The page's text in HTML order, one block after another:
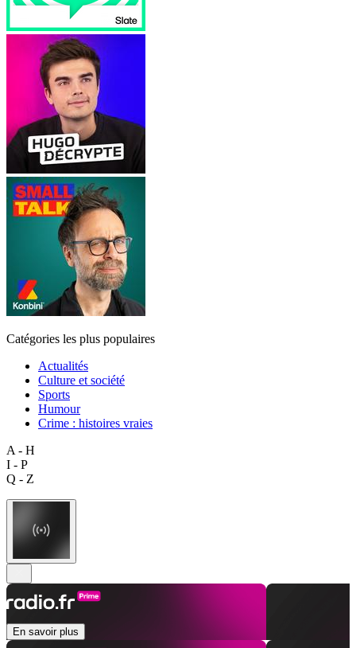
Catégories les plus populaires
Actualités
Culture et société
Sports
Humour
Crime : histoires vraies
A - H
I - P
Q - Z
En savoir plus